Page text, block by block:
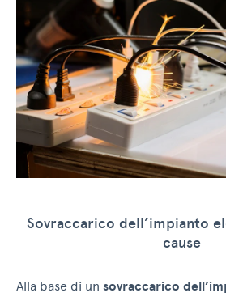
Sovraccarico dell’impianto
cause
Alla base di un sovraccarico